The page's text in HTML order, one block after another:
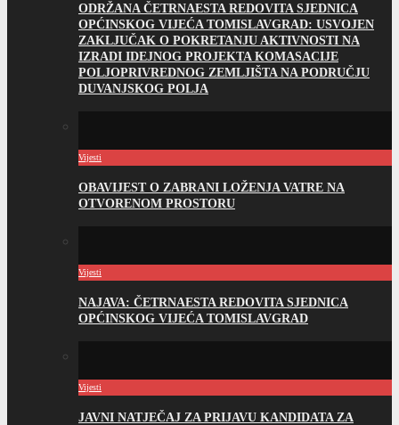
ODRŽANA ČETRNAESTA REDOVITA SJEDNICA
OPĆINSKOG VIJEĆA TOMISLAVGRAD: USVOJEN
ZAKLJUČAK O POKRETANJU AKTIVNOSTI NA
IZRADI IDEJNOG PROJEKTA KOMASACIJE
POLJOPRIVREDNOG ZEMLJIŠTA NA PODRUČJU
DUVANJSKOG POLJA
Vijesti
OBAVIJEST O ZABRANI LOŽENJA VATRE NA
OTVORENOM PROSTORU
Vijesti
NAJAVA: ČETRNAESTA REDOVITA SJEDNICA
OPĆINSKOG VIJEĆA TOMISLAVGRAD
Vijesti
JAVNI NATJEČAJ ZA PRIJAVU KANDIDATA ZA